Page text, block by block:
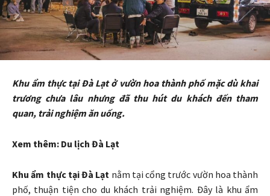
Khu ẩm thực tại Đà Lạt ở vườn hoa thành phố mặc dù khai
trương chưa lâu nhưng đã thu hút du khách đến tham
quan, trải nghiệm ăn uống.
Xem thêm: Du lịch Đà Lạt
Khu ẩm thực tại Đà Lạt nằm tại cổng trước vườn hoa thành
phố, thuận tiện cho du khách trải nghiệm. Đây là khu ẩm